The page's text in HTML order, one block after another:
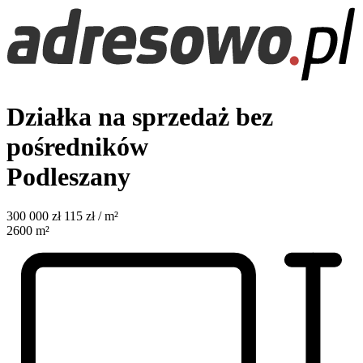
Działka na sprzedaż bez
pośredników
Podleszany
300 000 zł 115 zł / m²
2600 m²